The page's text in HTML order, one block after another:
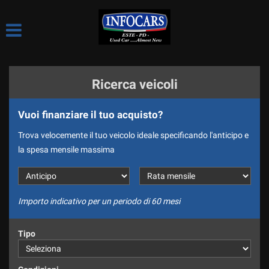
LE NOSTRE SEDI
COME LAVORIAMO
CI PRESENTIAMO
DIVISIONE NOLEGGIO
DICONO DI NOI
Ricerca veicoli
Vuoi finanziare il tuo acquisto?
Trova velocemente il tuo veicolo ideale specificando l'anticipo e
la spesa mensile massima
Importo indicativo per un periodo di 60 mesi
Tipo
tue
consenso
pannello
consente
di
esprimere
preferenze
alle
tecnologie